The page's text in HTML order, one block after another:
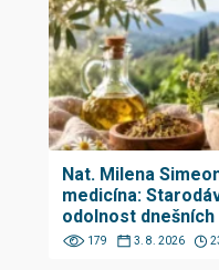
Nat. Milena
medicína:
odolnost dnešních
179 3. 8. 2026